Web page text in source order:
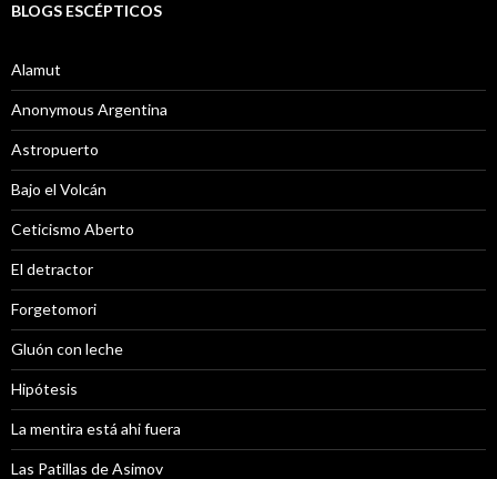
BLOGS ESCÉPTICOS
Alamut
Anonymous Argentina
Astropuerto
Bajo el Volcán
Ceticismo Aberto
El detractor
Forgetomori
Gluón con leche
Hipótesis
La mentira está ahi fuera
Las Patillas de Asimov